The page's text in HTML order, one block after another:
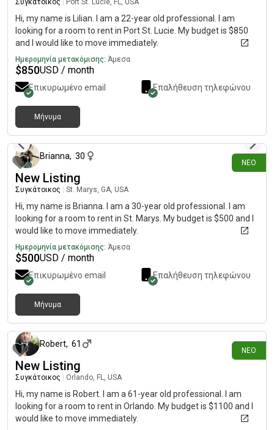
Συγκάτοικος Port St. Lucie, FL, USA
Hi, my name is Lilian. I am a 22-year old professional. I am
looking for a room to rent in Port St. Lucie. My budget is $850
and I would like to move immediately.
Ημερομηνία μετακόμισης: Άμεσα
$850USD / month
Επικυρωμένο email Επαλήθευση τηλεφώνου
Μήνυμα
ΝΈΟ
Brianna, 30
New Listing
Συγκάτοικος St. Marys, GA, USA
Hi, my name is Brianna. I am a 30-year old professional. I am
looking for a room to rent in St. Marys. My budget is $500 and I
would like to move immediately.
Ημερομηνία μετακόμισης: Άμεσα
$500USD / month
Επικυρωμένο email Επαλήθευση τηλεφώνου
Μήνυμα
ΝΈΟ
Robert, 61
New Listing
Συγκάτοικος Orlando, FL, USA
Hi, my name is Robert. I am a 61-year old professional. I am
looking for a room to rent in Orlando. My budget is $1100 and I
would like to move immediately.